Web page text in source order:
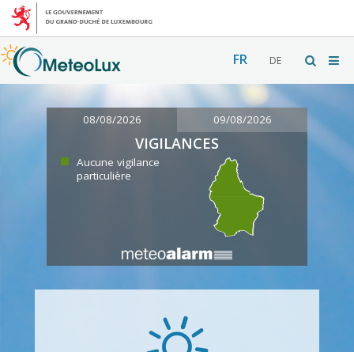
FR DE
08/08/2026 09/08/2026
VIGILANCES
Aucune vigilance
particulière